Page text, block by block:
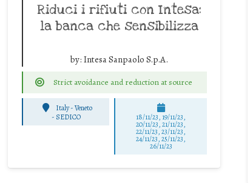
Riduci i rifiuti con Intesa:
la banca che sensibilizza
by: Intesa Sanpaolo S.p.A.
Strict avoidance and reduction at source
Italy - Veneto
- SEDICO 18/11/23, 19/11/23,
20/11/23, 21/11/23,
22/11/23, 23/11/23,
24/11/23, 25/11/23,
26/11/23